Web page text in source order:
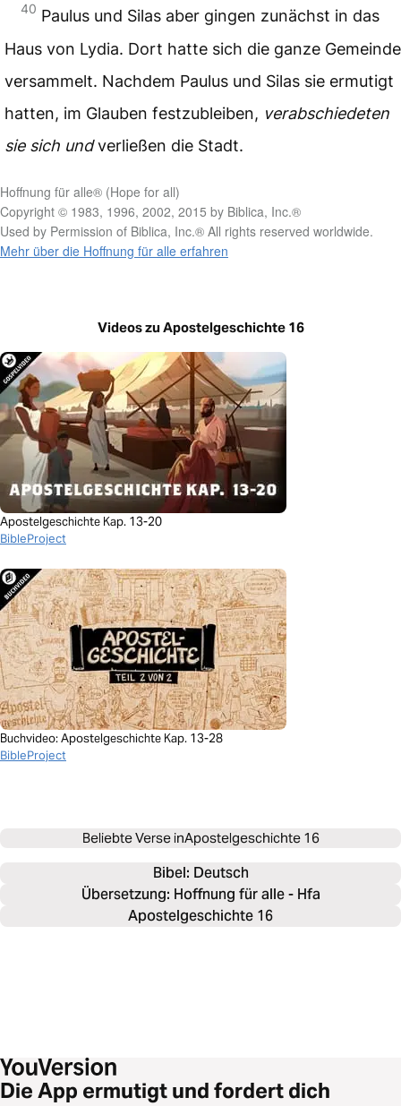
40 Paulus und Silas aber gingen zunächst in das
Haus von Lydia. Dort hatte sich die ganze Gemeinde
versammelt. Nachdem Paulus und Silas sie ermutigt
hatten, im Glauben festzubleiben, verabschiedeten
sie sich undverließen die Stadt.
Hoffnung für alle® (Hope for all)
Copyright © 1983, 1996, 2002, 2015 by Biblica, Inc.®
Used by Permission of Biblica, Inc.® All rights reserved worldwide.
Mehr über die Hoffnung für alle erfahren
Videos zu Apostelgeschichte 16
Apostelgeschichte Kap. 13-20
BibleProject
Buchvideo: Apostelgeschichte Kap. 13-28
BibleProject
Beliebte Verse inApostelgeschichte 16
Bibel: Deutsch
Übersetzung: Hoffnung für alle - Hfa
Apostelgeschichte 16
Die App ermutigt und fordert dich